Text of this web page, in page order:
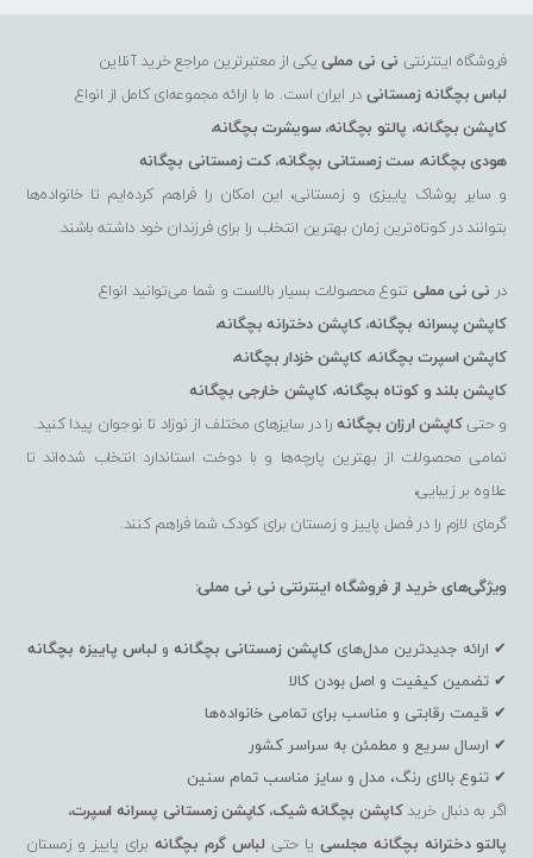
فروشگاه اینترنتی نی نی مملییکی از معتبرترین مراجع خرید آنلاین
لباس بچگانه زمستانیدر ایران است. ما با ارائه مجموعه‌ای کامل از انواع
کاپشن بچگانه، پالتو بچگانه،سویشرت بچگانه،
هودی بچگانه،ست زمستانی بچگانه،کت زمستانی بچگانه
و سایر پوشاک پاییزی و زمستانی، این امکان را فراهم کرده‌ایم تا خانواده‌ها
بتوانند در کوتاه‌ترین زمان بهترین انتخاب را برای فرزندان خود داشته باشند.
در نی نی مملی تنوع محصولات بسیار بالاست و شما می‌توانید انواع
کاپشن پسرانه بچگانه،کاپشن دخترانه بچگانه،
کاپشن اسپرت بچگانه،کاپشن خزدار بچگانه،
کاپشن بلند و کوتاه بچگانه، کاپشن خارجی بچگانه
و حتیکاپشن ارزان بچگانهرا در سایزهای مختلف از نوزاد تا نوجوان پیدا کنید.
تمامی محصولات از بهترین پارچه‌ها و با دوخت استاندارد انتخاب شده‌اند تا
علاوه بر زیبایی،
گرمای لازم را در فصل پاییز و زمستان برای کودک شما فراهم کنند.
ویژگی‌های خرید از فروشگاه اینترنتی نی نی مملی:
✔ ارائه جدیدترین مدل‌های کاپشن زمستانی بچگانه و لباس پاییزه بچگانه
✔ تضمین کیفیت و اصل بودن کالا
✔ قیمت رقابتی و مناسب برای تمامی خانواده‌ها
✔ ارسال سریع و مطمئن به سراسر کشور
✔ تنوع بالای رنگ، مدل و سایز مناسب تمام سنین
اگر به دنبال خریدکاپشن بچگانه شیک،کاپشن زمستانی پسرانه اسپرت،
پالتو دخترانه بچگانه مجلسی یا حتی لباس گرم بچگانه برای پاییز و زمستان